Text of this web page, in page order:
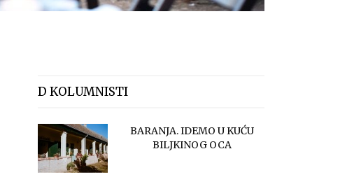
D KOLUMNISTI
BARANJA. IDEMO U KUĆU
BILJKINOG OCA